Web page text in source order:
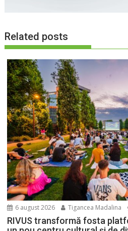
Related posts
6 august 2026 Tigancea Madalina
RIVUS transformă fosta